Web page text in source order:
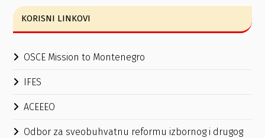
KORISNI LINKOVI
OSCE Mission to Montenegro
IFES
ACEEEO
Odbor za sveobuhvatnu reformu izbornog i drugog